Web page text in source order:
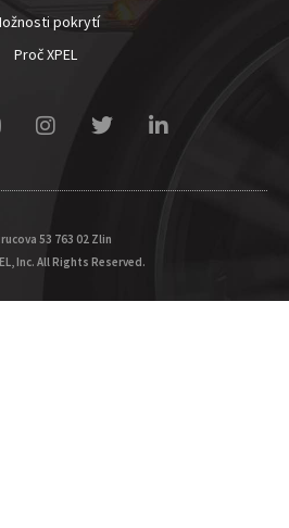
pokrytí
Proč XPEL
53 763 02 Zlin
Inc. All Rights Reserved.